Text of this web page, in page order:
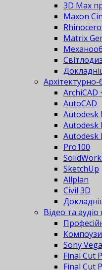
3D Max
Maxon
Matrix
ArchiCAD
AutoCAD
Autodesk
Autodesk
Autodesk
Pro100
SketchUp
Allplan
Civil 3D
Відео та
Sony
Final Cut
Final Cut